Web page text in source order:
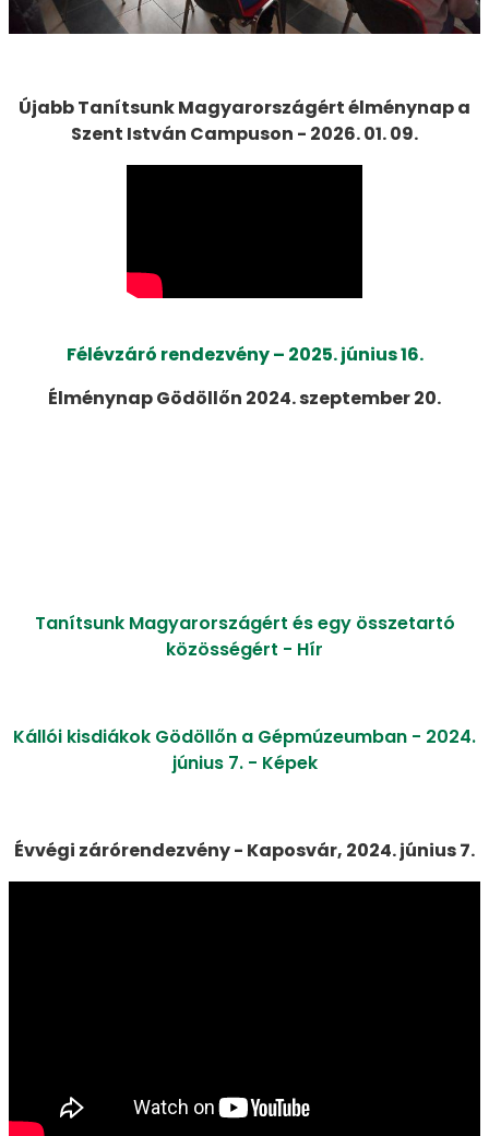
Újabb Tanítsunk Magyarországért élménynap a
Szent István Campuson - 2026. 01. 09.
Félévzáró rendezvény – 2025. június 16.
Élménynap Gödöllőn 2024. szeptember 20.
Tanítsunk Magyarországért és egy összetartó
közösségért - Hír
Kállói kisdiákok Gödöllőn a Gépmúzeumban - 2024.
június 7. - Képek
Évvégi zárórendezvény - Kaposvár, 2024. június 7.